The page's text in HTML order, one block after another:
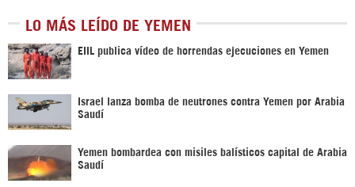
LO MÁS LEÍDO DE YEMEN
EIIL publica vídeo de horrendas ejecuciones en Yemen
Israel lanza bomba de neutrones contra Yemen por Arabia
Saudí
Yemen bombardea con misiles balísticos capital de Arabia
Saudí